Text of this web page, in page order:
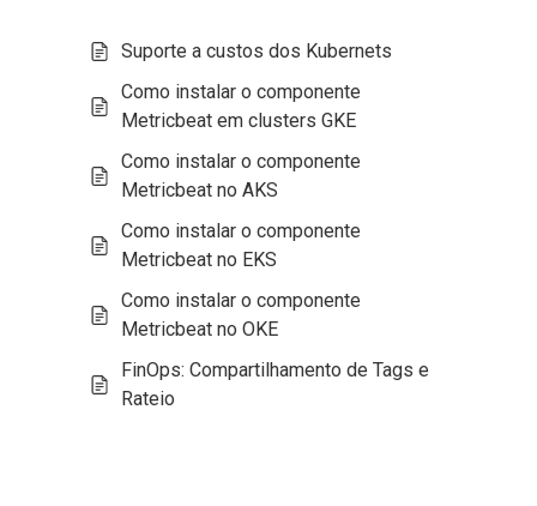
Suporte a custos dos Kubernets
Como instalar o componente
Metricbeat em clusters GKE
Como instalar o componente
Metricbeat no AKS
Como instalar o componente
Metricbeat no EKS
Como instalar o componente
Metricbeat no OKE
FinOps: Compartilhamento de Tags e
Rateio